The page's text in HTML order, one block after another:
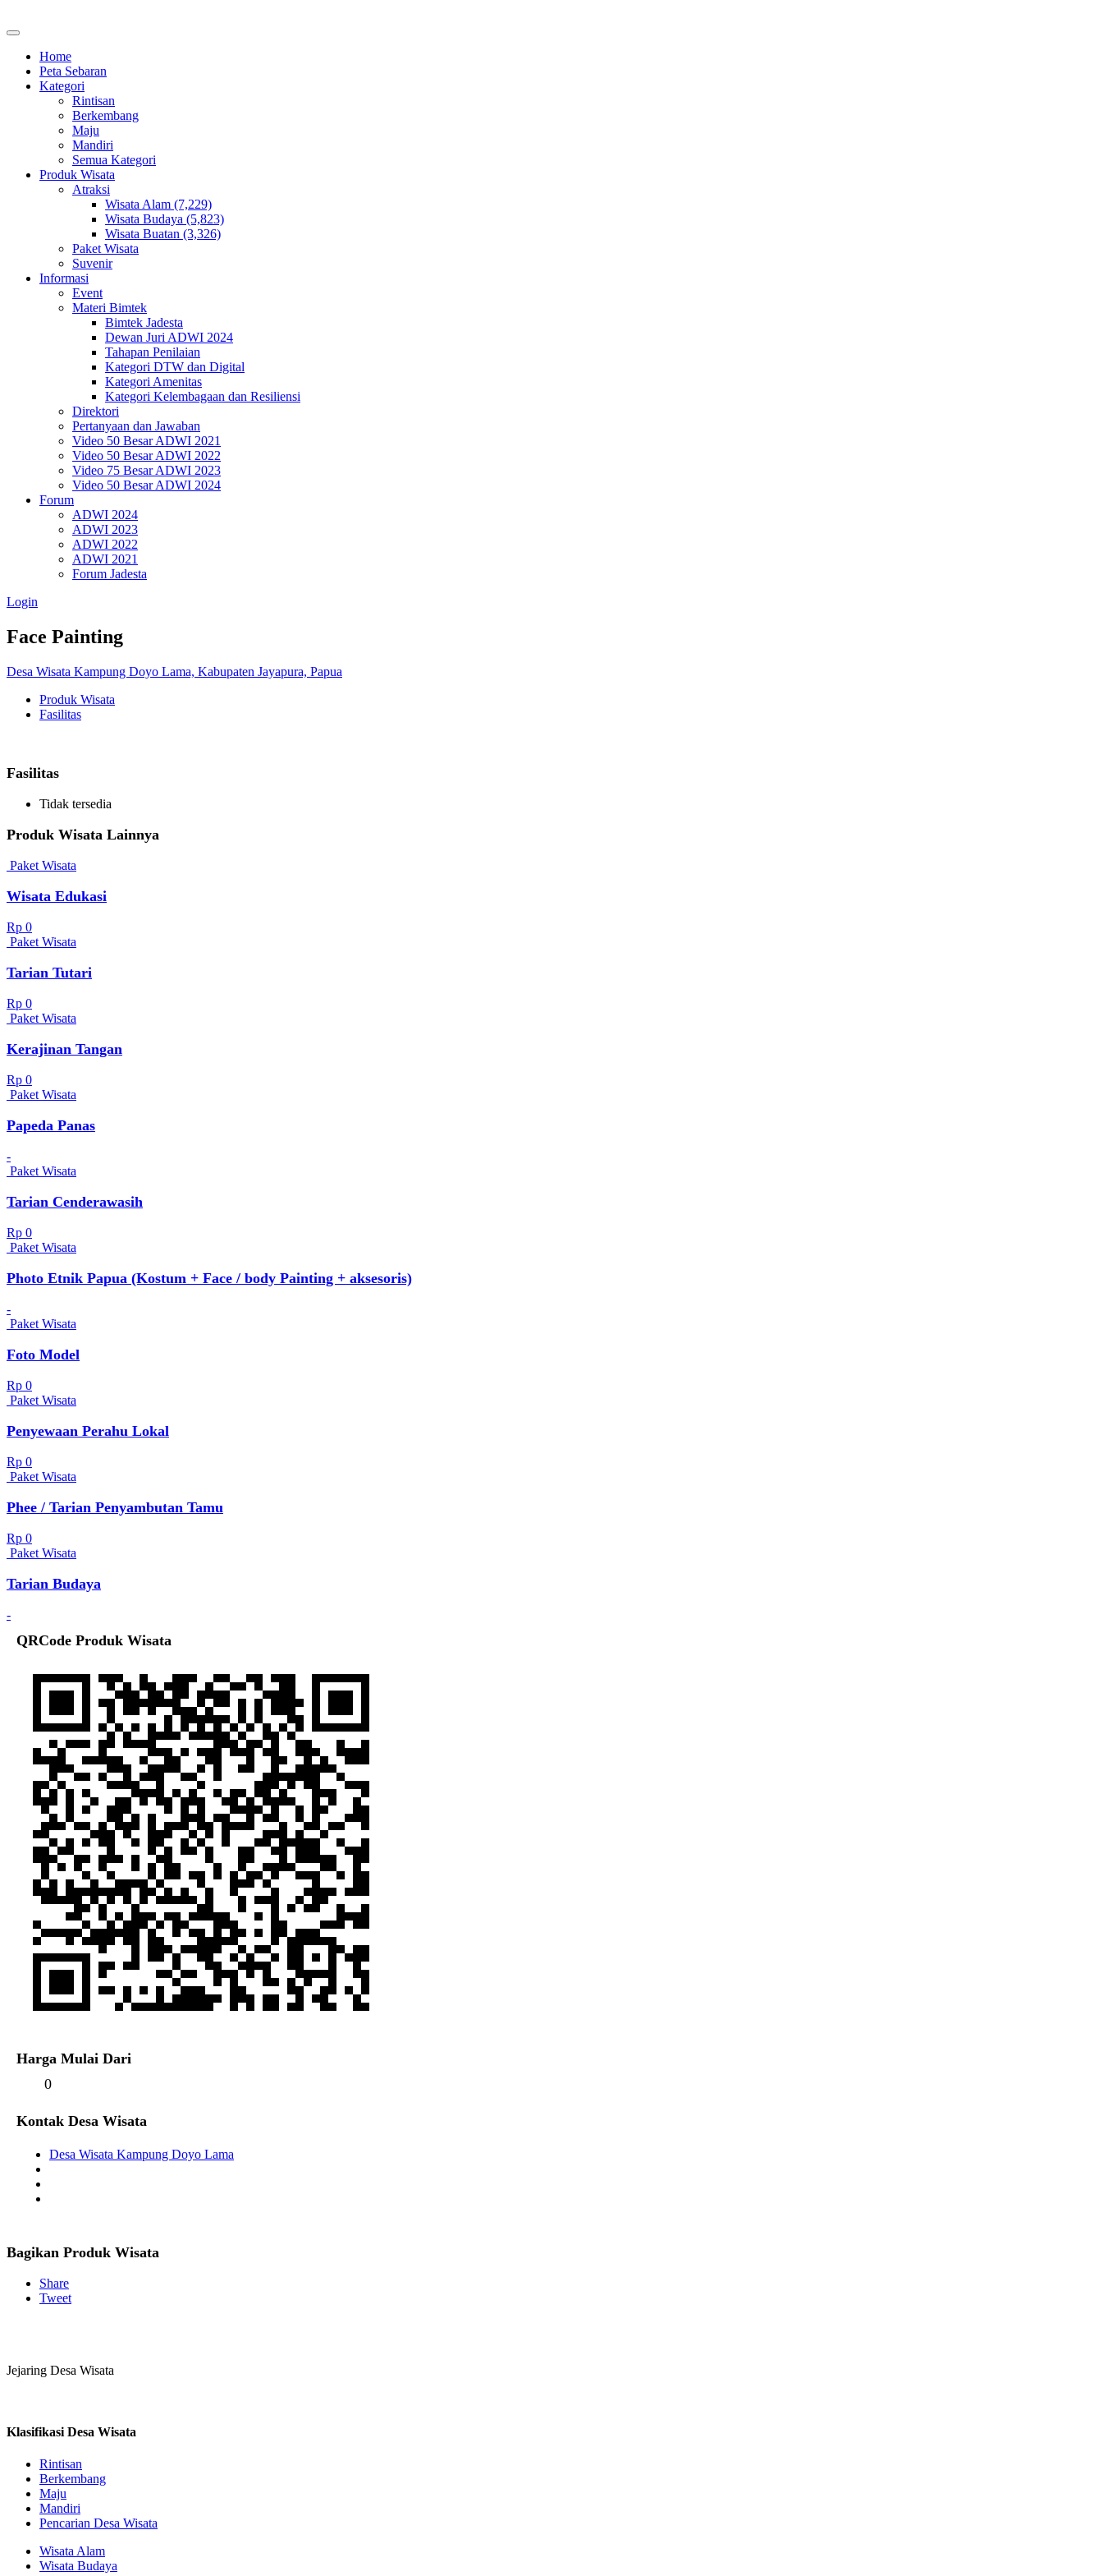
Home
Peta Sebaran
Kategori
Rintisan
Berkembang
Maju
Mandiri
Semua Kategori
Produk Wisata
Atraksi
Wisata Alam (7,229)
Wisata Budaya (5,823)
Wisata Buatan (3,326)
Paket Wisata
Suvenir
Informasi
Event
Materi Bimtek
Bimtek Jadesta
Dewan Juri ADWI 2024
Tahapan Penilaian
Kategori DTW dan Digital
Kategori Amenitas
Kategori Kelembagaan dan Resiliensi
Direktori
Pertanyaan dan Jawaban
Video 50 Besar ADWI 2021
Video 50 Besar ADWI 2022
Video 75 Besar ADWI 2023
Video 50 Besar ADWI 2024
Forum
ADWI 2024
ADWI 2023
ADWI 2022
ADWI 2021
Forum Jadesta
Login
Face Painting
Desa Wisata Kampung Doyo Lama, Kabupaten Jayapura, Papua
Produk Wisata
Fasilitas
Fasilitas
Tidak tersedia
Produk Wisata Lainnya
Paket Wisata
Wisata Edukasi
Rp 0
Paket Wisata
Tarian Tutari
Rp 0
Paket Wisata
Kerajinan Tangan
Rp 0
Paket Wisata
Papeda Panas
-
Paket Wisata
Tarian Cenderawasih
Rp 0
Paket Wisata
Photo Etnik Papua (Kostum + Face / body Painting + aksesoris)
-
Paket Wisata
Foto Model
Rp 0
Paket Wisata
Penyewaan Perahu Lokal
Rp 0
Paket Wisata
Phee / Tarian Penyambutan Tamu
Rp 0
Paket Wisata
Tarian Budaya
-
QRCode Produk Wisata
Harga Mulai Dari
0
Kontak Desa Wisata
Desa Wisata Kampung Doyo Lama
Bagikan Produk Wisata
Share
Tweet
Jejaring Desa Wisata
Klasifikasi Desa Wisata
Rintisan
Berkembang
Maju
Mandiri
Pencarian Desa Wisata
Wisata Alam
Wisata Budaya